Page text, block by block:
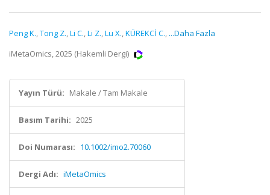
Peng K.,Tong Z.,Li C.,Li Z.,Lu X.,KÜREKCİ C., ...Daha Fazla
iMetaOmics, 2025 (Hakemli Dergi)
Yayın Türü: Makale / Tam Makale
Basım Tarihi: 2025
Doi Numarası: 10.1002/imo2.70060
Dergi Adı: iMetaOmics